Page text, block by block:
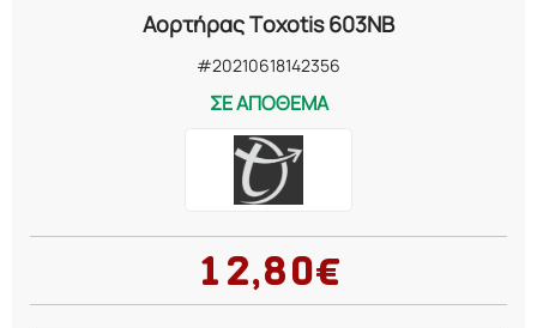
Αορτήρας Toxotis 603NB
#20210618142356
ΣΕ ΑΠΟΘΕΜΑ
12,80€